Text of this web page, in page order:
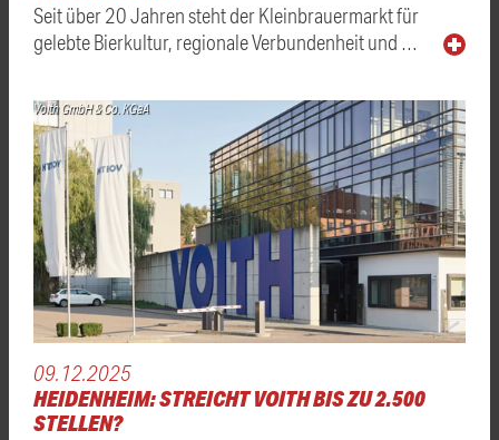
Seit über 20 Jahren steht der Kleinbrauermarkt für
gelebte Bierkultur, regionale Verbundenheit und …
Voith GmbH & Co. KGaA
09.12.2025
HEIDENHEIM: STREICHT VOITH BIS ZU 2.500
STELLEN?